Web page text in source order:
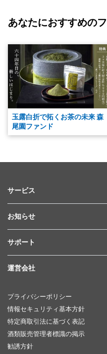
あなたにおすすめの
玉露白折で拓くお茶の未来 森
尾園ファンド
サービス
お知らせ
サポート
運営会社
プライバシーポリシー
情報セキュリティ基本方針
特定商取引法に基づく表記
酒類販売管理者標識の掲示
勧誘方針